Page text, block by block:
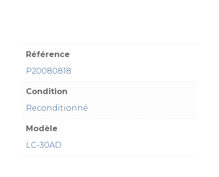
Référence
P20080818
Condition
Reconditionné
Modèle
LC-30AD